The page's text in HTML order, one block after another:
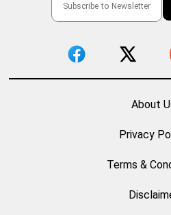
About
Privacy
Terms &